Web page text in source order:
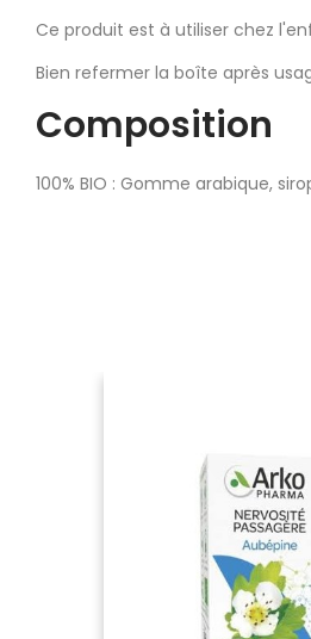
Ce produit est à utiliser chez
Bien refermer la boîte après
Composition
100% BIO : Gomme arabique,